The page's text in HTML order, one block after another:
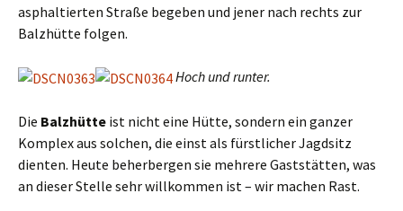
asphaltierten Straße begeben und jener nach rechts zur
Balzhütte folgen.
Hoch und runter.
Die Balzhütte ist nicht eine Hütte, sondern ein ganzer
Komplex aus solchen, die einst als fürstlicher Jagdsitz
dienten. Heute beherbergen sie mehrere Gaststätten, was
an dieser Stelle sehr willkommen ist – wir machen Rast.